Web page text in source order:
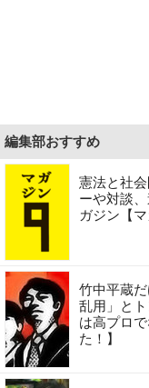
編集部おすすめ
憲法と社
ーや対談
ガジン【
竹中平蔵
乱用」と
は高プロ
た！】